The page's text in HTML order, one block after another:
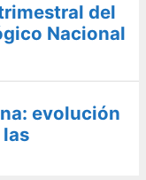
del
Nacional
evolución